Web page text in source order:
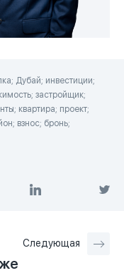
Дубай; инвестиции;
застройщик;
квартира; проект;
взнос; бронь;
Следующая